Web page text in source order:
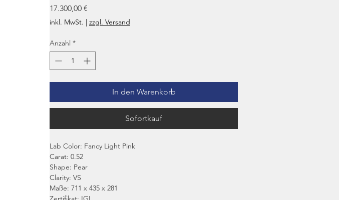
17.300,00 €
inkl. MwSt. | zzgl. Versand
Anzahl *
In den Warenkorb
Sofortkauf
Lab Color: Fancy Light Pink
Carat: 0.52
Shape: Pear
Clarity: VS
Maße: 711 x 435 x 281